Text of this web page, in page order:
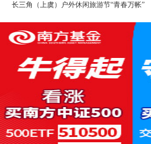
长三角（上虞）户外休闲旅游节“青春万帐”